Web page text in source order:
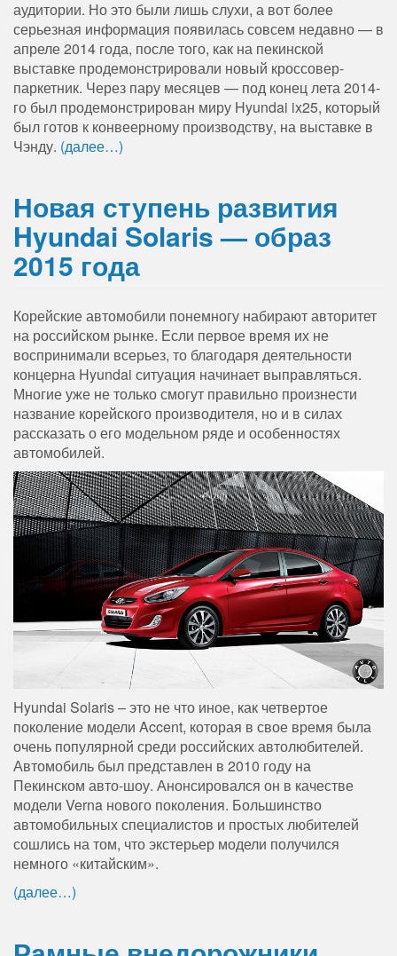
аудитории. Но это были лишь слухи, а вот более
серьезная информация появилась совсем недавно — в
апреле 2014 года, после того, как на пекинской
выставке продемонстрировали новый кроссовер-
паркетник. Через пару месяцев — под конец лета 2014-
го был продемонстрирован миру Hyundai ix25, который
был готов к конвеерному производству, на выставке в
Чэнду. (далее…)
Новая ступень развития
Hyundai Solaris — образ
2015 года
Корейские автомобили понемногу набирают авторитет
на российском рынке. Если первое время их не
воспринимали всерьез, то благодаря деятельности
концерна Hyundai ситуация начинает выправляться.
Многие уже не только смогут правильно произнести
название корейского производителя, но и в силах
рассказать о его модельном ряде и особенностях
автомобилей.
Hyundai Solaris – это не что иное, как четвертое
поколение модели Accent, которая в свое время была
очень популярной среди российских автолюбителей.
Автомобиль был представлен в 2010 году на
Пекинском авто-шоу. Анонсировался он в качестве
модели Verna нового поколения. Большинство
автомобильных специалистов и простых любителей
сошлись на том, что экстерьер модели получился
немного «китайским».
(далее…)